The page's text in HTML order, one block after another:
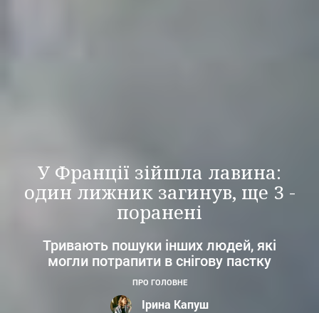
У Франції зійшла лавина:
один лижник загинув, ще 3 -
поранені
Тривають пошуки інших людей, які
могли потрапити в снігову пастку
ПРО ГОЛОВНЕ
Ірина Капуш